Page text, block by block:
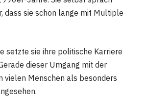
dass sie schon lange mit Multiple
setzte sie ihre politische Karriere
dieser Umgang mit der
vielen Menschen als besonders